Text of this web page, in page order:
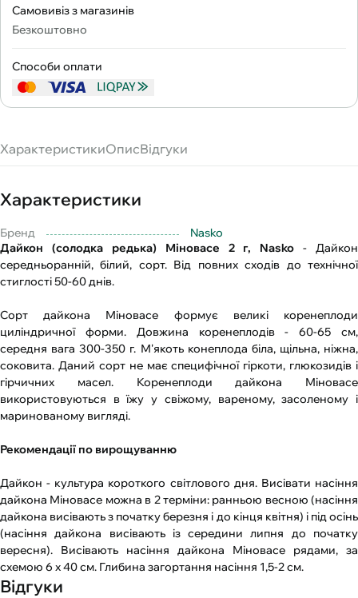
Самовивіз з магазинів
Безкоштовно
Способи оплати
ХарактеристикиОписВідгуки
Характеристики
Бренд
Nasko
Дайкон (солодка редька) Міновасе 2 г, Nasko - Дайкон
середньоранній, білий, сорт. Від повних сходів до технічної
стиглості 50-60 днів.
Сорт дайкона Міновасе формує великі коренеплоди
циліндричної форми. Довжина коренеплодів - 60-65 см,
середня вага 300-350 г. М'якоть конеплода біла, щільна, ніжна,
соковита. Даний сорт не має специфічної гіркоти, глюкозидів і
гірчичних масел. Коренеплоди дайкона Міновасе
використовуються в їжу у свіжому, вареному, засоленому і
маринованому вигляді.
Рекомендації по вирощуванню
Дайкон - культура короткого світлового дня. Висівати насіння
дайкона Міновасе можна в 2 терміни: ранньою весною (насіння
дайкона висівають з початку березня і до кінця квітня) і під осінь
(насіння дайкона висівають із середини липня до початку
вересня). Висівають насіння дайкона Міновасе рядами, за
схемою 6 х 40 см. Глибина загортання насіння 1,5-2 см.
Відгуки